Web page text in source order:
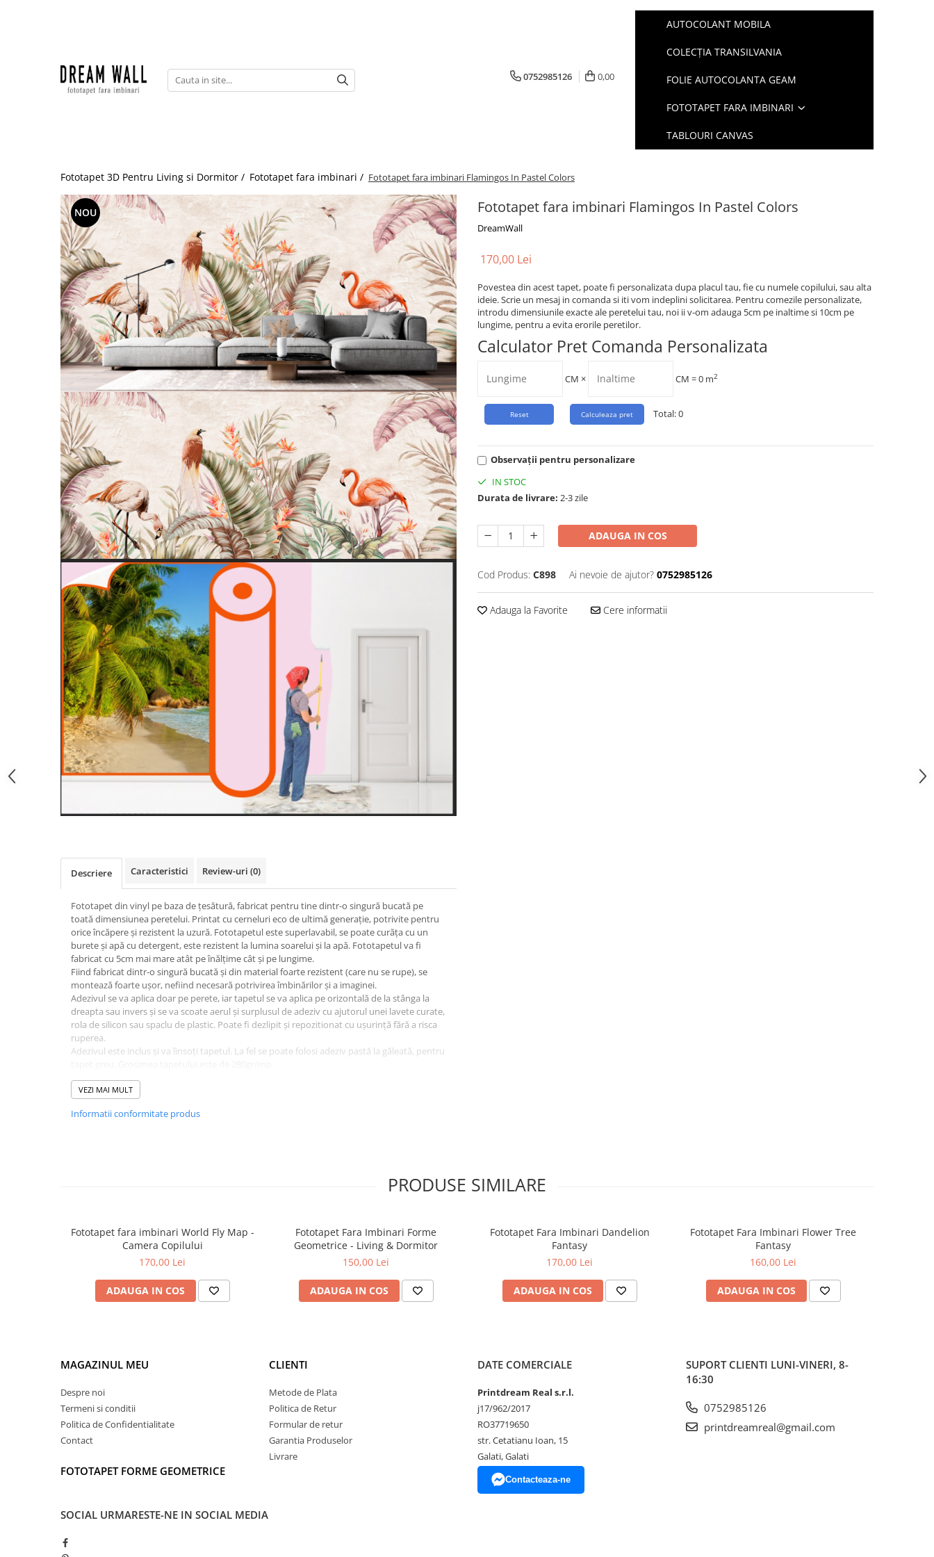
Fototapet 3D
Pentru copii
Watercolor
0752985126 0,00
AUTOCOLANT MOBILA
COLECȚIA TRANSILVANIA
FOLIE AUTOCOLANTA GEAM
FOTOTAPET FARA IMBINARI
TABLOURI CANVAS
Fototapet 3D Pentru Living si Dormitor / Fototapet fara imbinari / Fototapet fara imbinari Flamingos In Pastel Colors
NOU Fototapet fara imbinari Flamingos In Pastel Colors
DreamWall
170,00 Lei
Povestea din acest tapet, poate fi personalizata dupa placul tau, fie cu numele copilului, sau alta
ideie. Scrie un mesaj in comanda si iti vom indeplini solicitarea. Pentru comezile personalizate,
introdu dimensiunile exacte ale peretelui tau, noi ii v-om adauga 5cm pe inaltime si 10cm pe
lungime, pentru a evita erorile peretilor.
Calculator Pret Comanda Personalizata
CM × CM =0 m2
Total:0
Observații pentru personalizare
IN STOC
Durata de livrare: 2-3 zile
ADAUGA IN COS
Cod Produs: C898 Ai nevoie de ajutor? 0752985126
Adauga la Favorite Cere informatii
Descriere Caracteristici Review-uri (0)
Fototapet din vinyl pe baza de țesătură, fabricat pentru tine dintr-o singură bucată pe
toată dimensiunea peretelui. Printat cu cerneluri eco de ultimă generație, potrivite pentru
orice încăpere și rezistent la uzură. Fototapetul este superlavabil, se poate curăța cu un
burete și apă cu detergent, este rezistent la lumina soarelui și la apă. Fototapetul va fi
fabricat cu 5cm mai mare atât pe înălțime cât și pe lungime.
Fiind fabricat dintr-o singură bucată și din material foarte rezistent (care nu se rupe), se
montează foarte ușor, nefiind necesară potrivirea îmbinărilor și a imaginei.
Adezivul se va aplica doar pe perete, iar tapetul se va aplica pe orizontală de la stânga la
dreapta sau invers și se va scoate aerul și surplusul de adeziv cu ajutorul unei lavete curate,
rola de silicon sau spaclu de plastic. Poate fi dezlipit și repozitionat cu ușurință fără a risca
ruperea.
Adezivul este inclus și va îinsoți tapetul. La fel se poate folosi adeziv pastă la găleată, pentru
Fototapetul va fi expediat intr-un tub de carton care ii va asigura protectia la livrare.
VEZI MAI MULT
Informatii conformitate produs
PRODUSE SIMILARE
Fototapet fara imbinari World Fly Map -
Camera Copilului
170,00 Lei
ADAUGA IN COS
Fototapet Fara Imbinari Forme
Geometrice - Living & Dormitor
150,00 Lei
ADAUGA IN COS
Fototapet Fara Imbinari Dandelion
Fantasy
170,00 Lei
ADAUGA IN COS
Fototapet Fara Imbinari Flower Tree
Fantasy
160,00 Lei
ADAUGA IN COS
MAGAZINUL MEU
Despre noi
Termeni si conditii
Politica de Confidentialitate
Contact
FOTOTAPET FORME GEOMETRICE
CLIENTI
Metode de Plata
Politica de Retur
Formular de retur
Garantia Produselor
Livrare
DATE COMERCIALE
Printdream Real s.r.l.
j17/962/2017
RO37719650
str. Cetatianu Ioan, 15
Galati, Galati
Contacteaza-ne
SUPORT CLIENTI LUNI-VINERI, 8-
16:30
0752985126
printdreamreal@gmail.com
SOCIAL URMARESTE-NE IN SOCIAL MEDIA